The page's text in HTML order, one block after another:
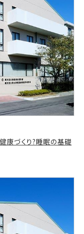
康づくり?睡眠の基礎